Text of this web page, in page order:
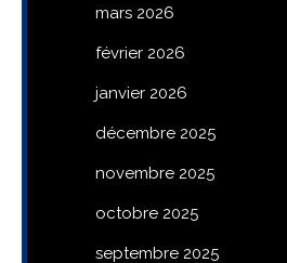
mars 2026
février 2026
janvier 2026
décembre 2025
novembre 2025
octobre 2025
septembre 2025